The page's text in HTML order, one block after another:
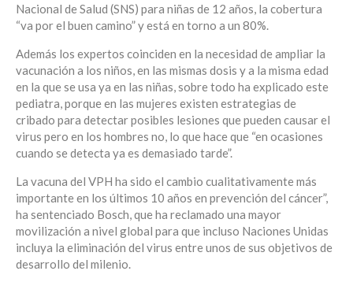
Nacional de Salud (SNS) para niñas de 12 años, la cobertura
“va por el buen camino” y está en torno a un 80%.
Además los expertos coinciden en la necesidad de ampliar la
vacunación a los niños, en las mismas dosis y a la misma edad
en la que se usa ya en las niñas, sobre todo ha explicado este
pediatra, porque en las mujeres existen estrategias de
cribado para detectar posibles lesiones que pueden causar el
virus pero en los hombres no, lo que hace que “en ocasiones
cuando se detecta ya es demasiado tarde”.
La vacuna del VPH ha sido el cambio cualitativamente más
importante en los últimos 10 años en prevención del cáncer”,
ha sentenciado Bosch, que ha reclamado una mayor
movilización a nivel global para que incluso Naciones Unidas
incluya la eliminación del virus entre unos de sus objetivos de
desarrollo del milenio.